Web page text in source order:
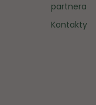
partnera
Kontakty